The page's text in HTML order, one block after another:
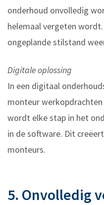
onderhoud onvolledig
helemaal vergeten
ongeplande stilstand
Digitale oplossing
In een digitaal
monteur
wordt elke stap in het
in de software. Dit
monteurs.
5. Onvolledig